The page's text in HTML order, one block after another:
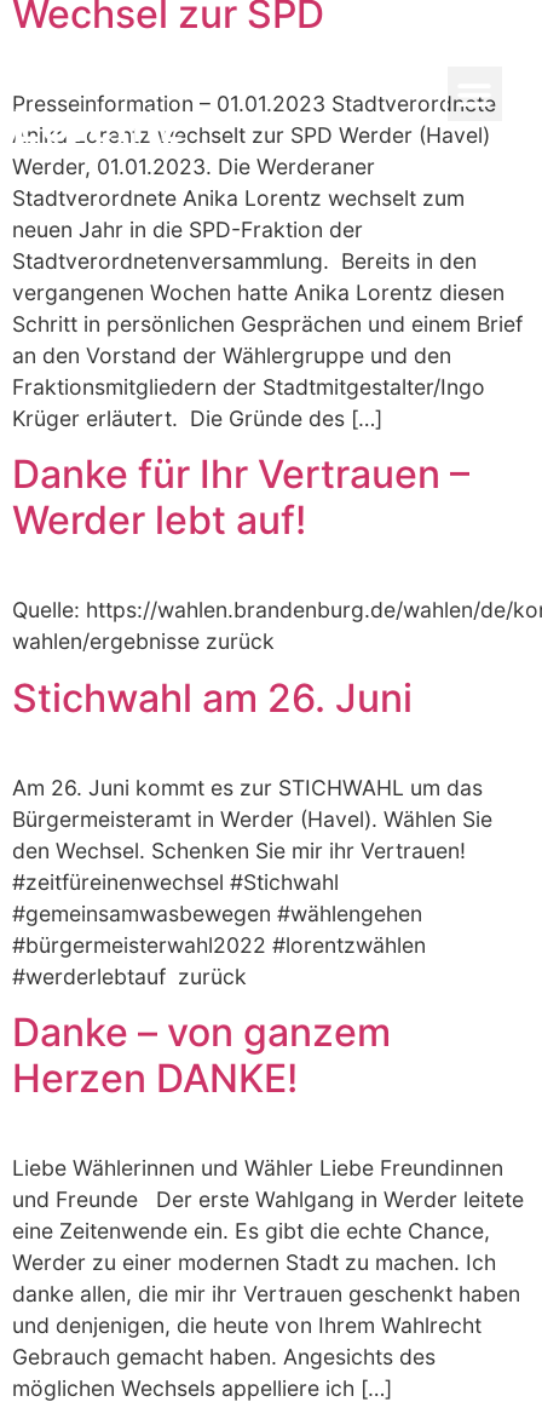
Lorentz
Wechsel zur SPD
Presseinformation – 01.01.2023 Stadtverordnete
Anika Lorentz wechselt zur SPD Werder (Havel)
Werder, 01.01.2023. Die Werderaner
Stadtverordnete Anika Lorentz wechselt zum
neuen Jahr in die SPD-Fraktion der
Stadtverordnetenversammlung. Bereits in den
vergangenen Wochen hatte Anika Lorentz diesen
Schritt in persönlichen Gesprächen und einem Brief
an den Vorstand der Wählergruppe und den
Fraktionsmitgliedern der Stadtmitgestalter/Ingo
Krüger erläutert. Die Gründe des […]
Danke für Ihr Vertrauen –
Werder lebt auf!
Quelle: https://wahlen.brandenburg.de/wahlen/de/
wahlen/ergebnisse zurück
Stichwahl am 26. Juni
Am 26. Juni kommt es zur STICHWAHL um das
Bürgermeisteramt in Werder (Havel). Wählen Sie
den Wechsel. Schenken Sie mir ihr Vertrauen!
#zeitfüreinenwechsel #Stichwahl
#gemeinsamwasbewegen #wählengehen
#bürgermeisterwahl2022 #lorentzwählen
#werderlebtauf zurück
Danke – von ganzem
Herzen DANKE!
Liebe Wählerinnen und Wähler Liebe Freundinnen
und Freunde Der erste Wahlgang in Werder leitete
eine Zeitenwende ein. Es gibt die echte Chance,
Werder zu einer modernen Stadt zu machen. Ich
danke allen, die mir ihr Vertrauen geschenkt haben
und denjenigen, die heute von Ihrem Wahlrecht
Gebrauch gemacht haben. Angesichts des
möglichen Wechsels appelliere ich […]